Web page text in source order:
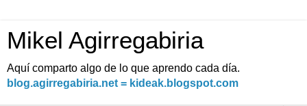
Mikel Agirregabiria
Aquí comparto algo de lo que aprendo cada día.
blog.agirregabiria.net = kideak.blogspot.com